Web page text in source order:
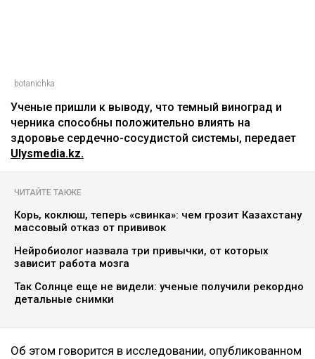
botanichka
Ученые пришли к выводу, что темный виноград и
черника способны положительно влиять на
здоровье сердечно-сосудистой системы, передает
Ulysmedia.kz.
ЧИТАЙТЕ ТАКЖЕ
Корь, коклюш, теперь «свинка»: чем грозит Казахстану
массовый отказ от прививок
Нейробиолог назвала три привычки, от которых
зависит работа мозга
Так Солнце еще не видели: ученые получили рекордно
детальные снимки
Об этом говорится в исследовании, опубликованном